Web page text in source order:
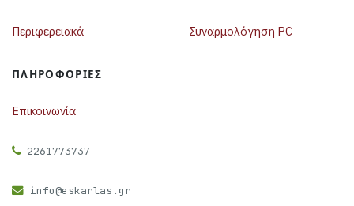
Περιφερειακά Συναρμολόγηση PC
ΠΛΗΡΟΦΟΡΊΕΣ
Επικοινωνία
2261773737
info@eskarlas.gr